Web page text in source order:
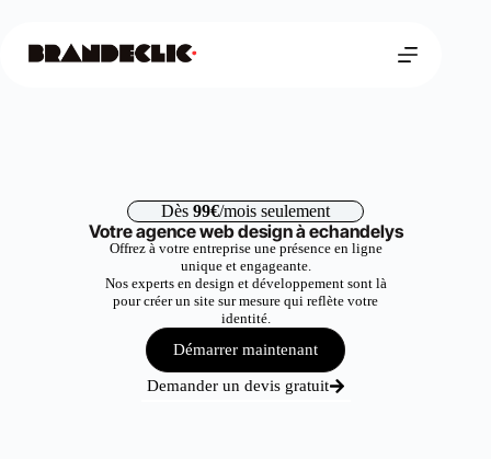
Dès 99€/mois seulement
Votre agence web design à echandelys
Offrez à votre entreprise une présence en ligne
unique et engageante.
Nos experts en design et développement sont là
pour créer un site sur mesure qui reflète votre
identité.
Démarrer maintenant
Demander un devis gratuit